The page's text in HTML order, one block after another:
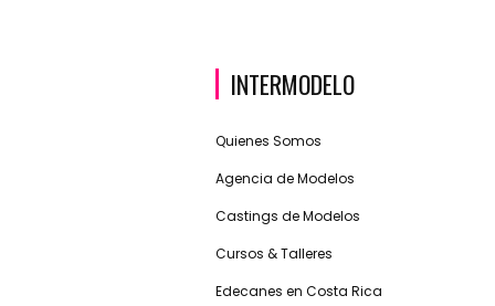
INTERMODELO
Quienes Somos
Agencia de Modelos
Castings de Modelos
Cursos & Talleres
Edecanes en Costa Rica